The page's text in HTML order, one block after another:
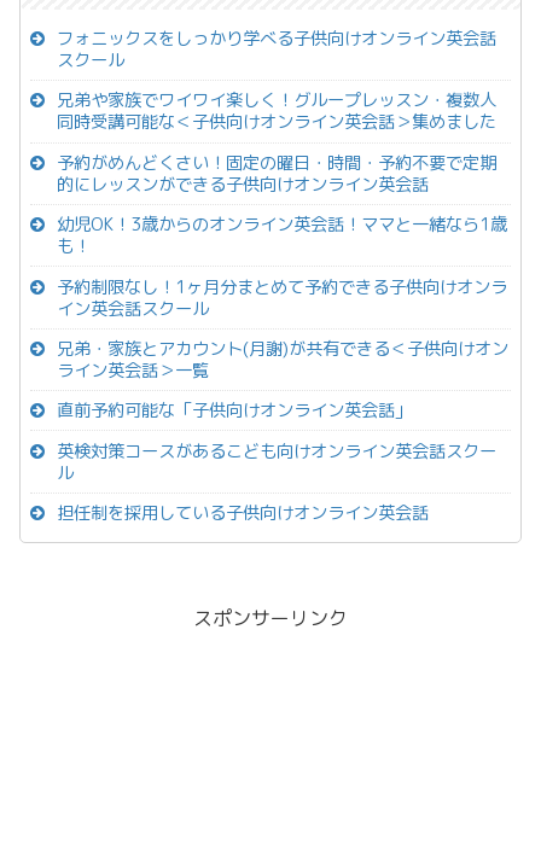
フォニックスをしっかり学べる子供向けオンライン英会話
スクール
兄弟や家族でワイワイ楽しく！グループレッスン・複数人
同時受講可能な＜子供向けオンライン英会話＞集めました
予約がめんどくさい！固定の曜日・時間・予約不要で定期
的にレッスンができる子供向けオンライン英会話
幼児OK！3歳からのオンライン英会話！ママと一緒なら1歳
も！
予約制限なし！1ヶ月分まとめて予約できる子供向けオンラ
イン英会話スクール
兄弟・家族とアカウント(月謝)が共有できる＜子供向けオン
ライン英会話＞一覧
直前予約可能な「子供向けオンライン英会話」
英検対策コースがあるこども向けオンライン英会話スクー
ル
担任制を採用している子供向けオンライン英会話
スポンサーリンク